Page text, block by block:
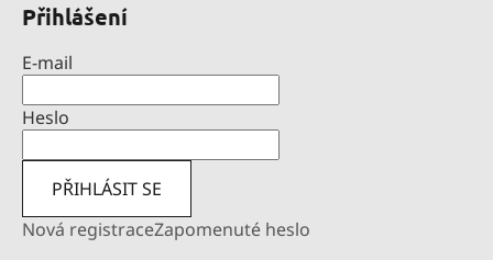
Přihlášení
E-mail
Heslo
PŘIHLÁSIT SE
Nová registraceZapomenuté heslo